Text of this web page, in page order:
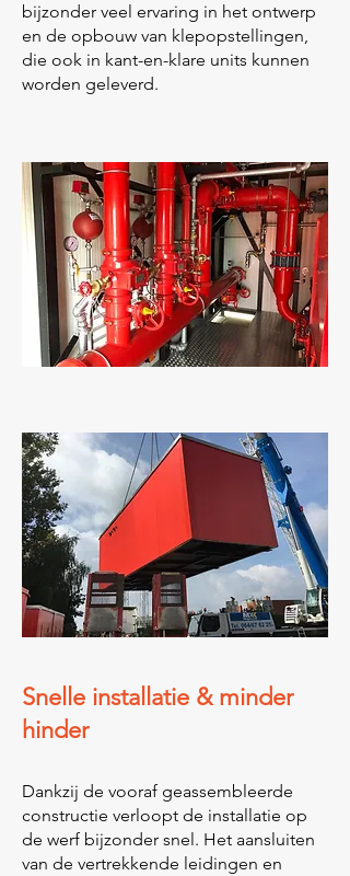
bijzonder veel ervaring in het ontwerp
en de opbouw van klepopstellingen,
die ook in kant-en-klare units kunnen
worden geleverd.
Snelle installatie & minder
hinder
Dankzij de vooraf geassembleerde
constructie verloopt de installatie op
de werf bijzonder snel. Het aansluiten
van de vertrekkende leidingen en